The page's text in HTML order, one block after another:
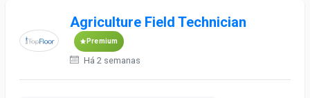
Agriculture Field Technician
Premium
Há 2 semanas